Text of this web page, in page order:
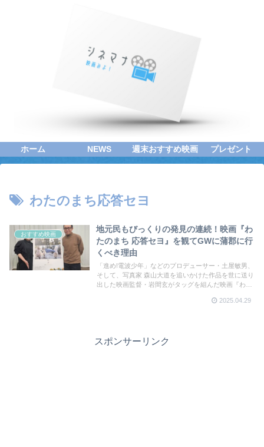
ホーム NEWS 週末おすすめ映画 プレゼント
わたのまち応答セヨ
おすすめ映画
地元民もびっくりの発見の連続！映画『わ
たのまち 応答セヨ』を観てGWに蒲郡に行
くべき理由
「進め!電波少年」などのプロデューサー・土屋敏男、
そして、写真家 森山大道を追いかけた作品を世に送り
出した映画監督・岩間玄がタッグを組んだ映画『わた
ての「繊維の街・蒲郡」の姿が疾走感あふれる映像で
2025.04.29
スポンサーリンク